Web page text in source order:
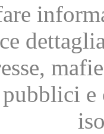
pubblici